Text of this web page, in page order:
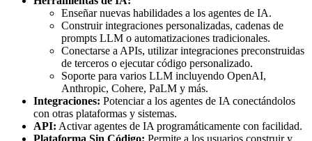
Enseñar nuevas habilidades a los agentes de IA.
Construir integraciones personalizadas, cadenas de
prompts LLM o automatizaciones tradicionales.
Conectarse a APIs, utilizar integraciones preconstruidas
de terceros o ejecutar código personalizado.
Soporte para varios LLM incluyendo OpenAI,
Anthropic, Cohere, PaLM y más.
Integraciones: Potenciar a los agentes de IA conectándolos
con otras plataformas y sistemas.
API: Activar agentes de IA programáticamente con facilidad.
Plataforma Sin Código: Permite a los usuarios construir y